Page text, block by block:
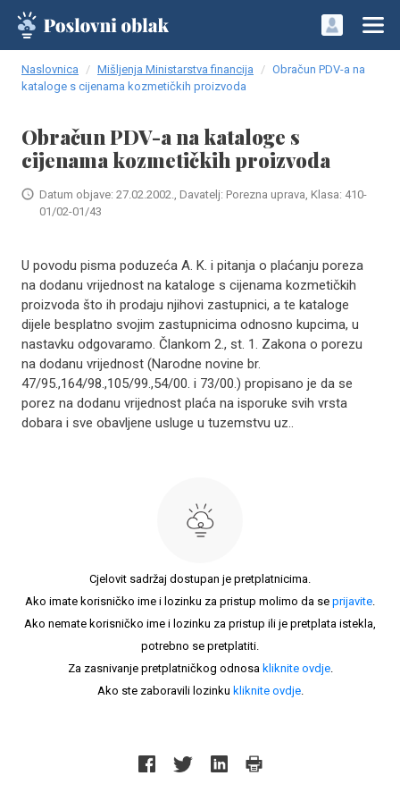
Naslovnica Mišljenja Ministarstva financija
Obračun PDV-a na
kataloge s cijenama kozmetičkih proizvoda
Obračun PDV-a na kataloge s
cijenama kozmetičkih proizvoda
Datum objave: 27.02.2002., Davatelj: Porezna uprava, Klasa: 410-
01/02-01/43
U povodu pisma poduzeća A. K. i pitanja o plaćanju poreza
na dodanu vrijednost na kataloge s cijenama kozmetičkih
proizvoda što ih prodaju njihovi zastupnici, a te kataloge
dijele besplatno svojim zastupnicima odnosno kupcima, u
nastavku odgovaramo. Člankom 2., st. 1. Zakona o porezu
na dodanu vrijednost (Narodne novine br.
47/95.,164/98.,105/99.,54/00. i 73/00.) propisano je da se
porez na dodanu vrijednost plaća na isporuke svih vrsta
dobara i sve obavljene usluge u tuzemstvu uz..
Cjelovit sadržaj dostupan je pretplatnicima.
Ako imate korisničko ime i lozinku za pristup molimo da se prijavite.
Ako nemate korisničko ime i lozinku za pristup ili je pretplata istekla,
potrebno se pretplatiti.
Za zasnivanje pretplatničkog odnosa kliknite ovdje.
Ako ste zaboravili lozinku kliknite ovdje.